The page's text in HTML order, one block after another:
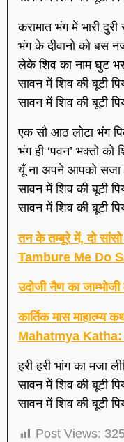
करामात भंग में भारी दुरी
भंग के दीवानो को बस
लेके शिव का नाम घुट
सावन में शिव की बूटी
सावन में शिव की बूटी
एक सौ आठ लोटा भंग
भंग ही ‘पवन’ भक्तो को
यूँ ना अपने आपको सजा
सावन में शिव की बूटी
सावन में शिव की बूटी
तन के तम्बूरे में, दो
Tambure Me Do
उदोजी नैण का
कार्तिक मास
Mahatmya
हरी हरी भांग का मजा
सावन में शिव की बूटी
सावन में शिव की बूटी
Post Views: